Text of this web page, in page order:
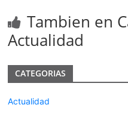
Tambien en
Actualidad
CATEGORIAS
Actualidad